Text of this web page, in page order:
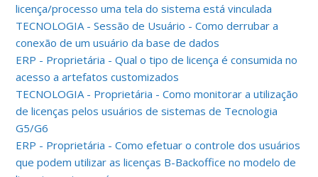
licença/processo uma tela do sistema está vinculada
TECNOLOGIA - Sessão de Usuário - Como derrubar a
conexão de um usuário da base de dados
ERP - Proprietária - Qual o tipo de licença é consumida no
acesso a artefatos customizados
TECNOLOGIA - Proprietária - Como monitorar a utilização
de licenças pelos usuários de sistemas de Tecnologia
G5/G6
ERP - Proprietária - Como efetuar o controle dos usuários
que podem utilizar as licenças B-Backoffice no modelo de